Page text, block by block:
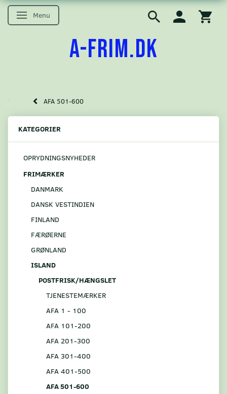
Skifte navigation
Menu
A-FRIM.DK
AFA 501-600
KATEGORIER
OPRYDNINGSNYHEDER
FRIMÆRKER
DANMARK
DANSK VESTINDIEN
FINLAND
FÆRØERNE
GRØNLAND
ISLAND
POSTFRISK/HÆNGSLET
TJENESTEMÆRKER
AFA 1 - 100
AFA 101-200
AFA 201-300
AFA 301-400
AFA 401-500
AFA 501-600